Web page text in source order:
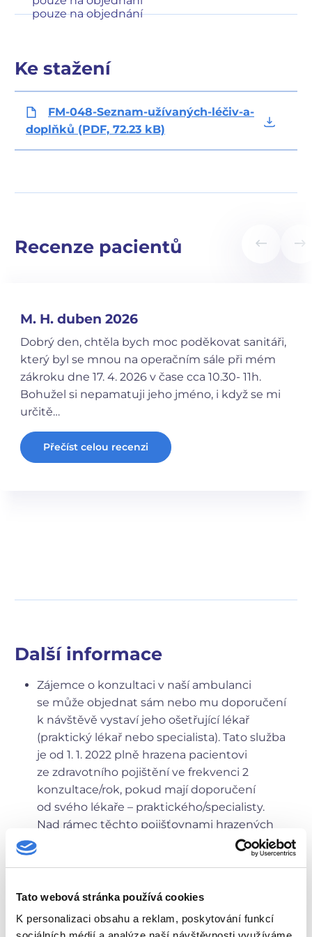
Tato webová stránka používá cookies
K personalizaci obsahu a reklam, poskytování funkcí
pouze na objednání
Ke stažení
FM-048-Seznam-užívaných-léčiv-a-
doplňků (PDF, 72.23 kB)
Recenze pacientů
M. H. duben 2026
Dobrý den, chtěla bych moc poděkovat sanitáři,
který byl se mnou na operačním sále při mém
zákroku dne 17. 4. 2026 v čase cca 10.30- 11h.
Bohužel si nepamatuji jeho jméno, i když se mi
určitě…
Přečíst celou recenzi
Další informace
Zájemce o konzultaci v naší ambulanci
se může objednat sám nebo mu doporučení
k návštěvě vystaví jeho ošetřující lékař
(praktický lékař nebo specialista). Tato služba
je od 1. 1. 2022 plně hrazena pacientovi
ze zdravotního pojištění ve frekvenci 2
konzultace/rok, pokud mají doporučení
od svého lékaře – praktického/specialisty.
Nad rámec těchto pojišťovnami hrazených
konzultací si pacient může službu uhradit
se objednávat po-pá 9 – 15 hod.)
nebo přes ústřednu 317 756 111 (zkrácená volba
na nás 8828)